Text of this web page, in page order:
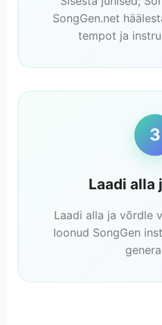
SongGen.net
tempot ja
3
Laadi alla
Laadi alla ja võrdle
loonud SongGen